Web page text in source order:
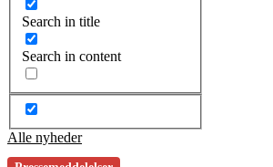
Search in title
Search in content
Alle nyheder